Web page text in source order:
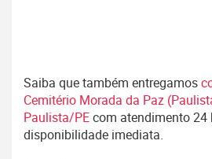
Saiba que também entregamos
Cemitério Morada da Paz
Paulista/PEcom atendimento 24
disponibilidade imediata.